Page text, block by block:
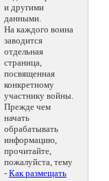
и другими
данными.
На каждого воина
заводится
отдельная
страница,
посвященная
конкретному
участнику войны.
Прежде чем
начать
обрабатывать
информацию,
прочитайте,
пожалуйста, тему
- Как размещать